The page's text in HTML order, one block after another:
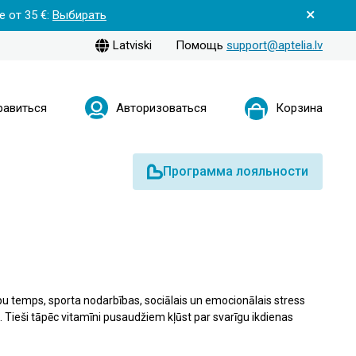
от 35 €: Выбирать
Latviski Помощь support@aptelia.lv
Авторизоваться Корзина
Программа лояльности
temps, sporta nodarbības, sociālais un emocionālais stress
tāpēc vitamīni pusaudžiem kļūst par svarīgu ikdienas
un veselīgu attīstību. Atrodiet labākos vitamīnus